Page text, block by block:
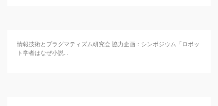
情報技術とプラグマティズム研究会 協力企画：シンポジウム「ロボッ
ト学者はなぜ小説...